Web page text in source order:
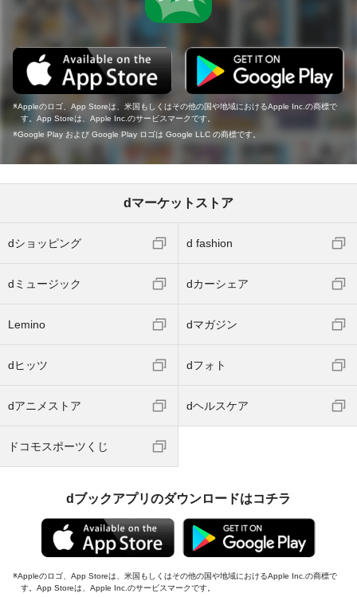
Appleのロゴ、App Storeは、米国もしくはその他の国や地域におけるApple Inc.の商標で
す。App Storeは、Apple Inc.のサービスマークです。
Google Play および Google Play ロゴは Google LLC の商標です。
dマーケットストア
dショッピング d fashion
dミュージック dカーシェア
Lemino dマガジン
dヒッツ dフォト
dアニメストア dヘルスケア
ドコモスポーツくじ
dブックアプリのダウンロードはコチラ
Appleのロゴ、App Storeは、米国もしくはその他の国や地域におけるApple Inc.の商標で
す。App Storeは、Apple Inc.のサービスマークです。